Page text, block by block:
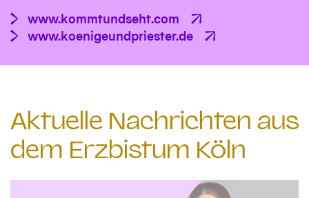
www.kommtundseht.com
www.koenigeundpriester.de
Aktuelle Nachrichten aus
dem Erzbistum Köln